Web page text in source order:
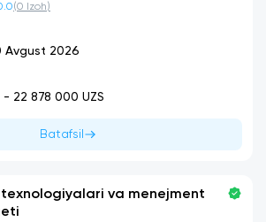
(0 Izoh)
Avgust 2026
- 22 878 000 UZS
Batafsil
va menejment